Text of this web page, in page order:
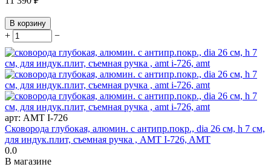
В корзину
+ −
арт: AMT I-726
Сковорода глубокая, алюмин. с антипр.покр., dia 26 см, h 7 см,
для индук.плит, съемная ручка , AMT I-726, AMT
0.0
В магазине